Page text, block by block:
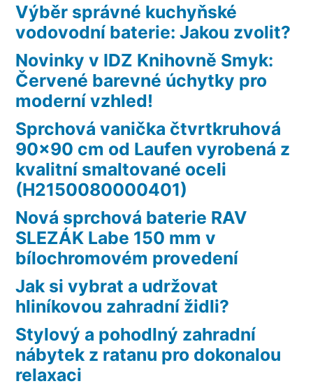
Výběr správné kuchyňské
vodovodní baterie: Jakou zvolit?
Novinky v IDZ Knihovně Smyk:
Červené barevné úchytky pro
moderní vzhled!
Sprchová vanička čtvrtkruhová
90×90 cm od Laufen vyrobená z
kvalitní smaltované oceli
(H2150080000401)
Nová sprchová baterie RAV
SLEZÁK Labe 150 mm v
bílochromovém provedení
Jak si vybrat a udržovat
hliníkovou zahradní židli?
Stylový a pohodlný zahradní
nábytek z ratanu pro dokonalou
relaxaci